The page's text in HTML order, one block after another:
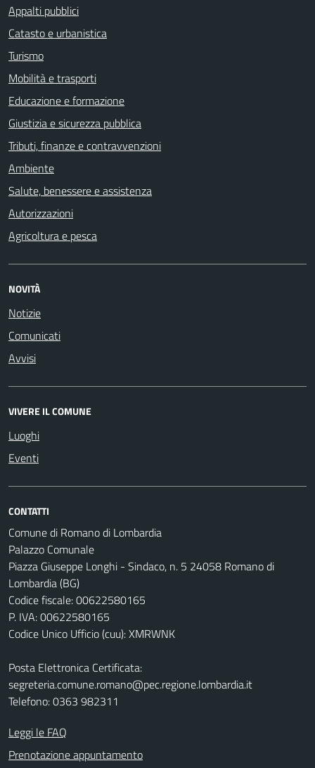
Appalti pubblici
Catasto e urbanistica
Turismo
Mobilità e trasporti
Educazione e formazione
Giustizia e sicurezza pubblica
Tributi, finanze e contravvenzioni
Ambiente
Salute, benessere e assistenza
Autorizzazioni
Agricoltura e pesca
NOVITÀ
Notizie
Comunicati
Avvisi
VIVERE IL COMUNE
Luoghi
Eventi
CONTATTI
Comune di Romano di Lombardia
Palazzo Comunale
Piazza Giuseppe Longhi - Sindaco, n. 5 24058 Romano di
Lombardia (BG)
Codice fiscale: 00622580165
P. IVA: 00622580165
Codice Unico Ufficio (cuu): XMRWNK
Posta Elettronica Certificata:
segreteria.comune.romano@pec.regione.lombardia.it
Telefono: 0363 982311
Leggi le FAQ
Prenotazione appuntamento